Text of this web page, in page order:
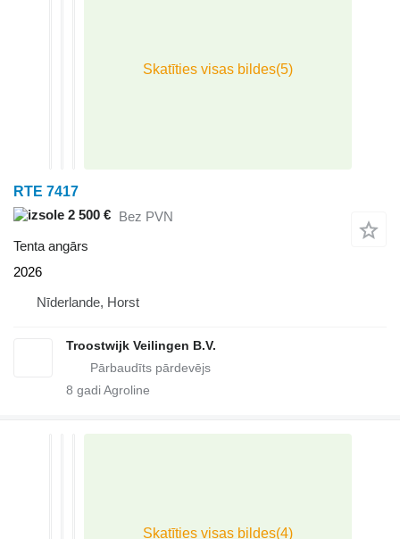
RTE 7417
2 500 € Bez PVN
Tenta angārs
2026
Nīderlande, Horst
Troostwijk Veilingen B.V.
8 gadi Agroline